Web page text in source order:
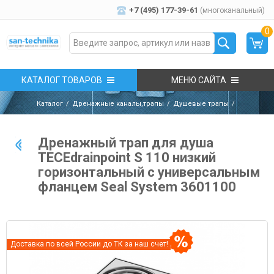
+7 (495) 177-39-61 (многоканальный)
0
КАТАЛОГ ТОВАРОВ МЕНЮ САЙТА
Каталог Дренажные каналы,трапы Душевые трапы
Дренажный трап для душа
TECEdrainpoint S 110 низкий
горизонтальный с универсальным
фланцем Seal System 3601100
Доставка по всей России до ТК за наш счет!